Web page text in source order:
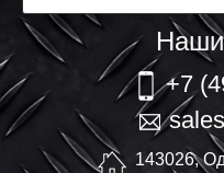
Наши
+7
143026,